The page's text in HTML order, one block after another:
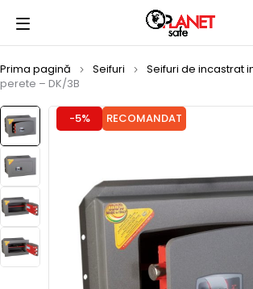
Prima pagină Seifuri Seifuri de incastrat
perete – DK/3B
-5% RECOMANDAT